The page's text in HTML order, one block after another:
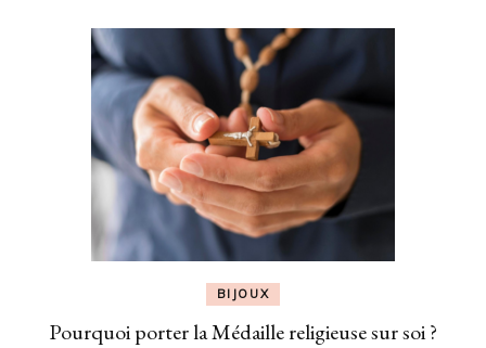
BIJOUX
Pourquoi porter la Médaille religieuse sur soi ?